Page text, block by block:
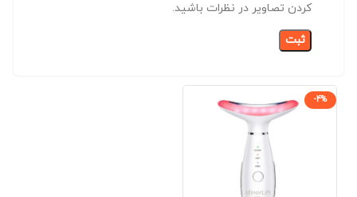
کردن تصاویر در نظرات باشید.
-4%